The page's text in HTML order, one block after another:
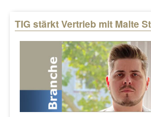
TIG stärkt Vertrieb mit Malte